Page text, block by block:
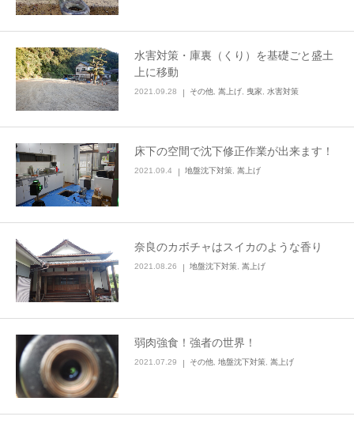
水害対策・庫裏（くり）を基礎ごと盛土
上に移動
2021.09.28 その他, 嵩上げ, 曳家, 水害対策
床下の空間で沈下修正作業が出来ます！
2021.09.4 地盤沈下対策 嵩上げ
奈良のカボチャはスイカのような香り
2021.08.26 地盤沈下対策 嵩上げ
弱肉強食！強者の世界！
2021.07.29 その他 地盤沈下対策 嵩上げ